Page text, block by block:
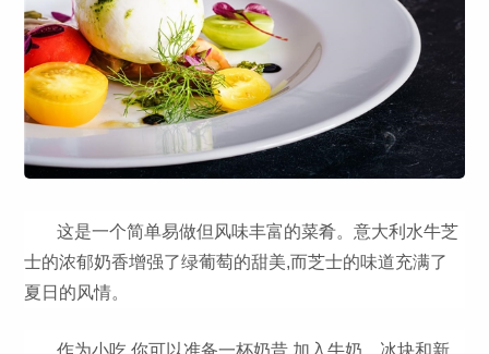
这是一个简单易做但风味丰富的菜肴。意大利水牛芝
士的浓郁奶香增强了绿葡萄的甜美,而芝士的味道充满了
夏日的风情。
作为小吃,你可以准备一杯奶昔,加入牛奶、冰块和新